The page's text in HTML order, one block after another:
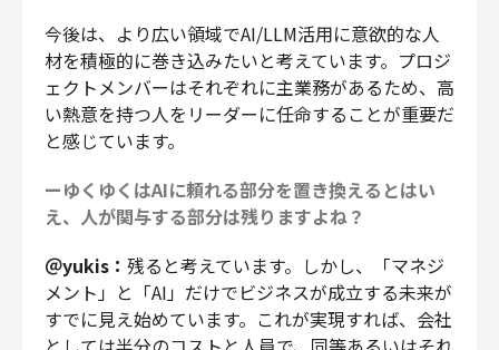
今後は、より広い領域でAI/LLM活用に意欲的な人
材を積極的に巻き込みたいと考えています。プロジ
ェクトメンバーはそれぞれに主業務があるため、高
い熱意を持つ人をリーダーに任命することが重要だ
と感じています。
ーゆくゆくはAIに頼れる部分を置き換えるとはい
え、人が関与する部分は残りますよね？
＠yukis： 残ると考えています。しかし、「マネジ
メント」と「AI」だけでビジネスが成立する未来が
すでに見え始めています。これが実現すれば、会社